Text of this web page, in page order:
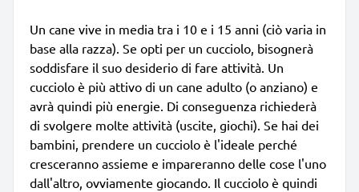
Un cane vive in media tra i 10 e i 15 anni (ciò varia in
base alla razza). Se opti per un cucciolo, bisognerà
soddisfare il suo desiderio di fare attività. Un
cucciolo è più attivo di un cane adulto (o anziano) e
avrà quindi più energie. Di conseguenza richiederà
di svolgere molte attività (uscite, giochi). Se hai dei
bambini, prendere un cucciolo è l'ideale perché
cresceranno assieme e impareranno delle cose l'uno
dall'altro, ovviamente giocando. Il cucciolo è quindi